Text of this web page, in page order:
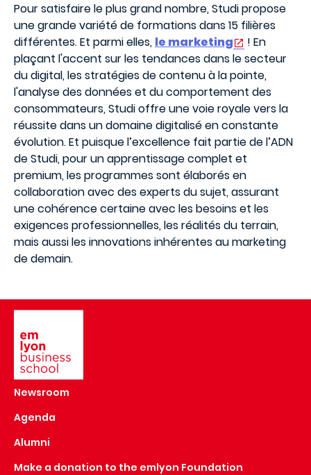
Pour satisfaire le plus grand nombre, Studi propose
une grande variété de formations dans 15 filières
différentes. Et parmi elles, le marketing
! En
plaçant l'accent sur les tendances dans le secteur
du digital, les stratégies de contenu à la pointe,
l'analyse des données et du comportement des
consommateurs, Studi offre une voie royale vers la
réussite dans un domaine digitalisé en constante
évolution. Et puisque l’excellence fait partie de l’ADN
de Studi, pour un apprentissage complet et
premium, les programmes sont élaborés en
collaboration avec des experts du sujet, assurant
une cohérence certaine avec les besoins et les
exigences professionnelles, les réalités du terrain,
mais aussi les innovations inhérentes au marketing
de demain.
Newsroom
Agenda
Alumni
Make a donation to the emlyon Foundation